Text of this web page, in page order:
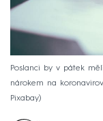
Poslanci by v pátek
nárokem na
Pixabay